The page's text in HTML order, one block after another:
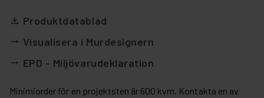
file_download Produktdatablad
arrow_right_alt Visualisera i Murdesignern
arrow_right_alt EPD - Miljövarudeklaration
Minimiorder för en projektsten är 600 kvm. Kontakta en av